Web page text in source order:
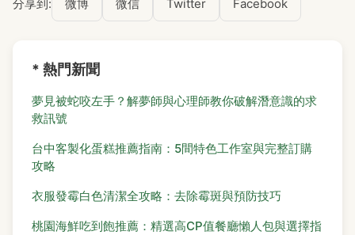
分享到: 微博 微信 Twitter Facebook
* 熱門新聞
夢見被蛇咬左手？解夢師與心理師教你破解潛意識的求
救訊號
台中客製化蛋糕推薦指南：5間特色工作室與完整訂購
攻略
衣服發霉白色清潔全攻略：去除霉斑與預防技巧
桃園海鮮吃到飽推薦：精選高CP值餐廳懶人包與選擇指